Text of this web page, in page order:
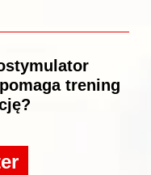
trening